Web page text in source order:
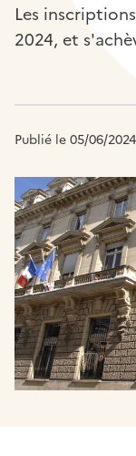
Les
2024, et
Publié le 05/06/2024